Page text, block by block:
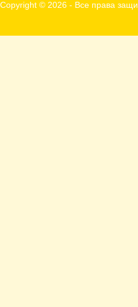
Copyright © 2026 - Все права